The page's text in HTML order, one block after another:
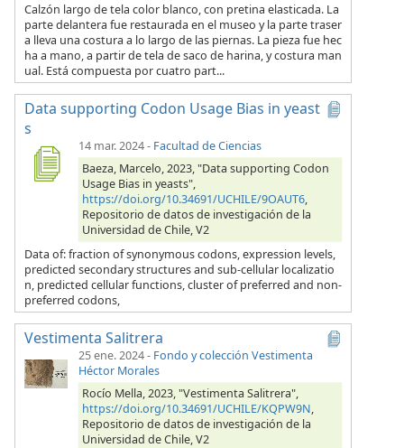
Calzón largo de tela color blanco, con pretina elasticada. La
parte delantera fue restaurada en el museo y la parte traser
a lleva una costura a lo largo de las piernas. La pieza fue hec
ha a mano, a partir de tela de saco de harina, y costura man
ual. Está compuesta por cuatro part...
Data supporting Codon Usage Bias in yeast
s
14 mar. 2024- Facultad de Ciencias
Baeza, Marcelo, 2023, "Data supporting Codon
Usage Bias in yeasts",
https://doi.org/10.34691/UCHILE/9OAUT6,
Repositorio de datos de investigación de la
Universidad de Chile, V2
Data of: fraction of synonymous codons, expression levels,
predicted secondary structures and sub-cellular localizatio
n, predicted cellular functions, cluster of preferred and non-
preferred codons,
Vestimenta Salitrera
25 ene. 2024- Fondo y colección Vestimenta
Héctor Morales
Rocío Mella, 2023, "Vestimenta Salitrera",
https://doi.org/10.34691/UCHILE/KQPW9N,
Repositorio de datos de investigación de la
Universidad de Chile, V2